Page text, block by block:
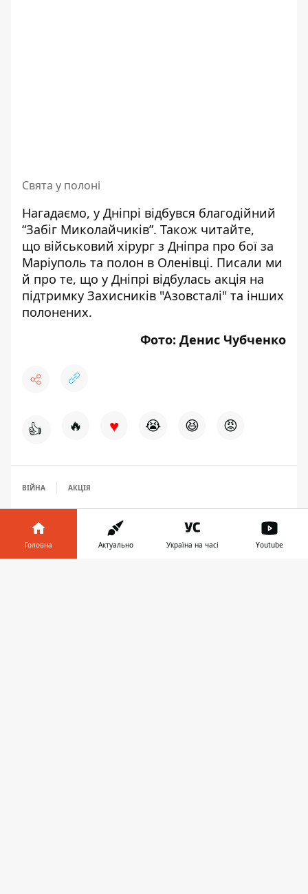
Свята у полоні
Нагадаємо, у Дніпрі відбувся благодійний
“Забіг Миколайчиків”. Також читайте,
що військовий хірург з Дніпра про бої за
Маріуполь та полон в Оленівці. Писали ми
й про те, що у Дніпрі відбулась акція на
підтримку Захисників "Азовсталі" та інших
полонених.
Фото: Денис Чубченко
👍 🔥 ♥ 😭 😆 😡
ВІЙНА АКЦІЯ
Головна Актуально Україна на часі Youtube